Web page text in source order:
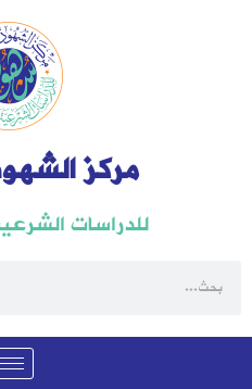
مركز
للدراسات